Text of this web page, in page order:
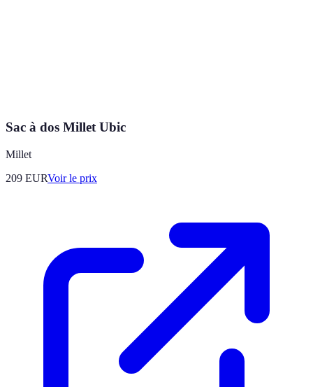
Sac à dos Millet Ubic
Millet
209 EURVoir le prix